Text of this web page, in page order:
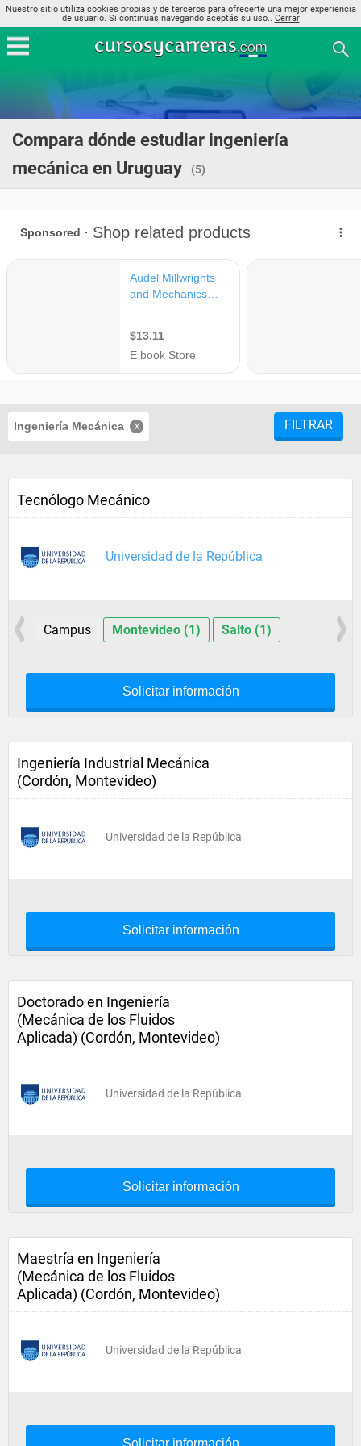
Nuestro sitio utiliza cookies propias y de terceros para ofrecerte una mejor experiencia
de usuario. Si continúas navegando aceptás su uso.. Cerrar
Compara dónde estudiar ingeniería
mecánica en Uruguay
(5)
Ingeniería Mecánica FILTRAR
Tecnólogo Mecánico
Universidad de la República
Campus Montevideo (1) Salto (1)
Solicitar información
Ingeniería Industrial Mecánica
(Cordón, Montevideo)
Universidad de la República
Solicitar información
Doctorado en Ingeniería
(Mecánica de los Fluidos
Aplicada) (Cordón, Montevideo)
Universidad de la República
Solicitar información
Maestría en Ingeniería
(Mecánica de los Fluidos
Aplicada) (Cordón, Montevideo)
Universidad de la República
Solicitar información